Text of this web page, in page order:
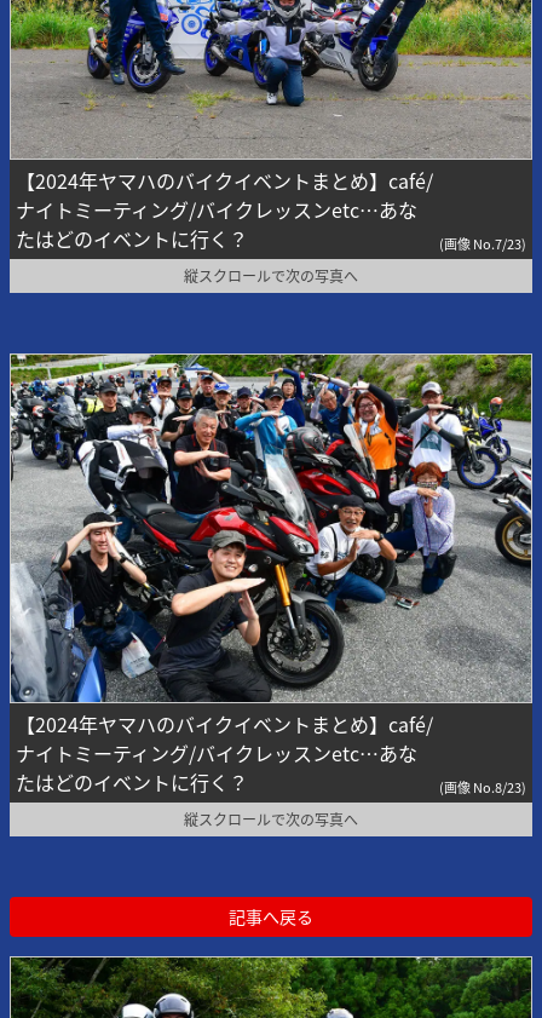
【2024年ヤマハのバイクイベントまとめ】café/
ナイトミーティング/バイクレッスンetc…あな
たはどのイベントに行く？
(画像 No.7/23)
縦スクロールで次の写真へ
【2024年ヤマハのバイクイベントまとめ】café/
ナイトミーティング/バイクレッスンetc…あな
たはどのイベントに行く？
(画像 No.8/23)
縦スクロールで次の写真へ
記事へ戻る